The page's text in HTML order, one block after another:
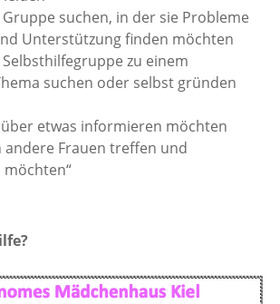
suchen, in der sie Probleme
Unterstützung finden möchten
zu einem
suchen oder selbst gründen
etwas informieren möchten
andere Frauen treffen und